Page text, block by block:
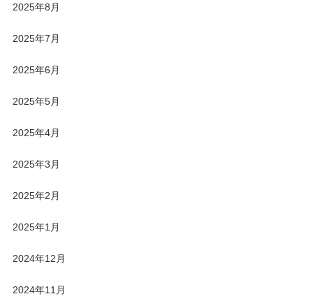
2025年8月
2025年7月
2025年6月
2025年5月
2025年4月
2025年3月
2025年2月
2025年1月
2024年12月
2024年11月